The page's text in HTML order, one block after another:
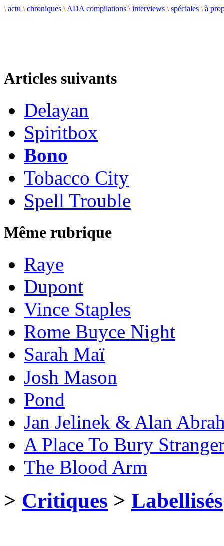
\ actu \ chroniques \ ADA compilations \ interviews \ spéciales \ à
Articles suivants
Delayan
Spiritbox
Bono
Tobacco City
Spell Trouble
Même rubrique
Raye
Dupont
Vince Staples
Rome Buyce Night
Sarah Maï
Josh Mason
Pond
Jan Jelinek & Alan
A Place To Bury
The Blood Arm
> Critiques > Labellisés